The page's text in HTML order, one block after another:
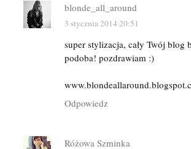
blonde_all_around
3 stycznia 2014 20:51
super stylizacja, cały Twój blog
podoba! pozdrawiam :)
Odpowiedz
Różowa Szminka